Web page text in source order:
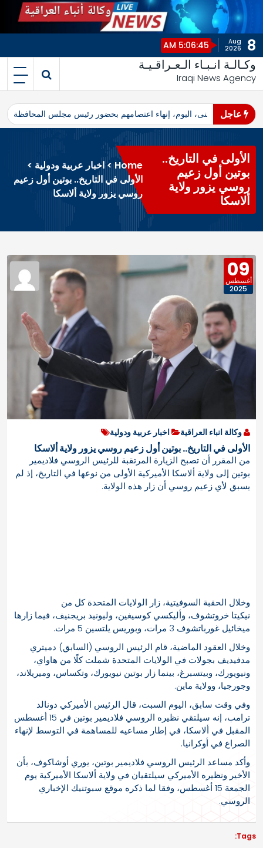
i
t
8
Aug
2026
5:06:45 AM
وكـالـة انـبـاء الـعـراقـيـة
Iraqi News Agency
عاجل
محافظ المثنى، اليوم، إنهاء اعتصامهم بحضور رئيس مجلس المحافظة
الأولى في التاريخ..
بوتين أول زعيم
روسي يزور ولاية
ألاسكا
Home
>اخبار عربية ودولية >
الأولى في التاريخ.. بوتين أول زعيم
روسي يزور ولاية ألاسكا
09
أغسطس
2025
وكالة انباء العراقية اخبار عربية ودولية
الأولى في التاريخ.. بوتين أول زعيم روسي يزور ولاية ألاسكا
من المقرر أن تصبح الزيارة المرتقبة للرئيس الروسي فلاديمير
بوتين إلى ولاية ألاسكا الأميركية الأولى من نوعها في التاريخ، إذ لم
يسبق لأي زعيم روسي أن زار هذه الولاية.
وخلال الحقبة السوفيتية، زار الولايات المتحدة كل من
نيكيتا خروتشوف، وأليكسي كوسيغين، وليونيد بريجنيف، فيما زارها
ميخائيل غورباتشوف 3 مرات، وبوريس يلتسين 5 مرات.
وخلال العقود الماضية، قام الرئيس الروسي (السابق) دميتري
مدفيديف بجولات في الولايات المتحدة شملت كلًا من هاواي،
ونيويورك، وبيتسبرغ، بينما زار بوتين نيويورك، وتكساس، وميريلاند،
وجورجيا، وولاية ماين.
وفي وقت سابق، اليوم السبت، قال الرئيس الأميركي دونالد
ترامب، إنه سيلتقي نظيره الروسي فلاديمير بوتين في 15 أغسطس
المقبل في ألاسكا، في إطار مساعيه للمساهمة في التوسط لإنهاء
الصراع في أوكرانيا.
وأكد مساعد الرئيس الروسي فلاديمير بوتين، يوري أوشاكوف، بأن
الأخير ونظيره الأميركي سيلتقيان في ولاية ألاسكا الأميركية يوم
الجمعة 15 أغسطس، وفقا لما ذكره موقع سبوتنيك الإخباري
الروسي.
Tags: